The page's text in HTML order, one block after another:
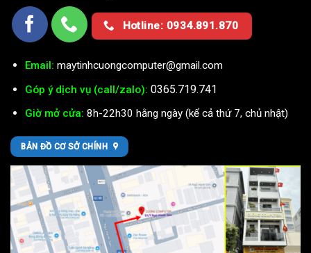
Hotline: 0934.891.870
Email: maytinhcuongcomputer@gmail.com
Góp ý dịch vụ (call/zalo): 0365.719.741
Giờ mở cửa: 8h-22h30 hằng ngày (kể cả thứ 7, chủ nhật)
BẢN ĐỒ CƠ SỞ CHÍNH